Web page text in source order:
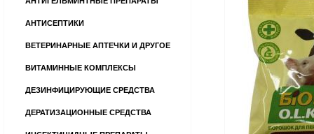
АНТИСЕПТИКИ
ВЕТЕРИНАРНЫЕ АПТЕЧКИ И ДРУГОЕ
ВИТАМИННЫЕ КОМПЛЕКСЫ
ДЕЗИНФИЦИРУЮЩИЕ СРЕДСТВА
ДЕРАТИЗАЦИОННЫЕ СРЕДСТВА